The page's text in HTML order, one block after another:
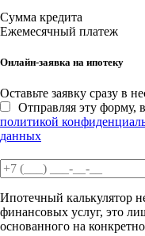
Сумма кредита
Ежемесячный платеж
Онлайн-заявка на ипотеку
Оставьте заявку сразу в
Отправляя эту форму,
политикой
данных
Ипотечный калькулятор
финансовых услуг, это
основанного на